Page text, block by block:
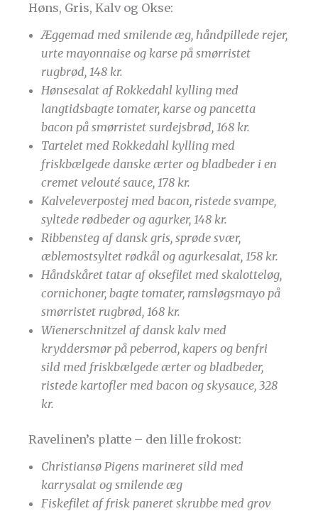
Høns, Gris, Kalv og Okse:
Æggemad med smilende æg, håndpillede rejer,
urte mayonnaise og karse på smørristet
rugbrød, 148 kr.
Hønsesalat af Rokkedahl kylling med
langtidsbagte tomater, karse og pancetta
bacon på smørristet surdejsbrød, 168 kr.
Tartelet med Rokkedahl kylling med
friskbælgede danske ærter og bladbeder i en
cremet velouté sauce, 178 kr.
Kalveleverpostej med bacon, ristede svampe,
syltede rødbeder og agurker, 148 kr.
Ribbensteg af dansk gris, sprøde svær,
æblemostsyltet rødkål og agurkesalat, 158 kr.
Håndskåret tatar af oksefilet med skalotteløg,
cornichoner, bagte tomater, ramsløgsmayo på
smørristet rugbrød, 168 kr.
Wienerschnitzel af dansk kalv med
kryddersmør på peberrod, kapers og benfri
sild med friskbælgede ærter og bladbeder,
ristede kartofler med bacon og skysauce, 328
kr.
Ravelinen’s platte – den lille frokost:
Christiansø Pigens marineret sild med
karrysalat og smilende æg
Fiskefilet af frisk paneret skrubbe med grov